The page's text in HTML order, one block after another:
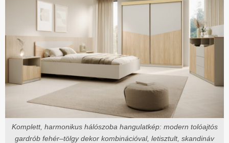
Komplett, harmonikus hálószoba hangulatkép: modern tolóajtós
gardrób fehér–tölgy dekor kombinációval, letisztult, skandináv